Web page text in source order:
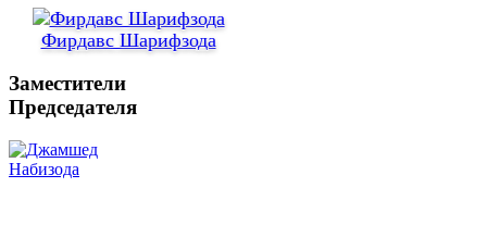
Фирдавс Шарифзода
Заместители
Председателя